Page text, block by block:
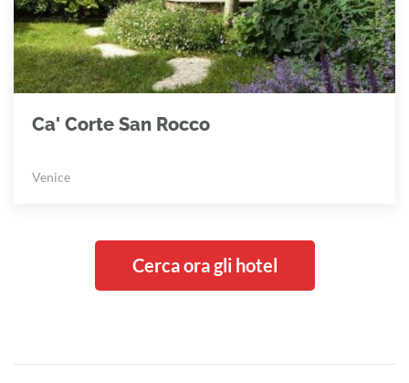
Ca' Corte San Rocco
Venice
Cerca ora gli hotel